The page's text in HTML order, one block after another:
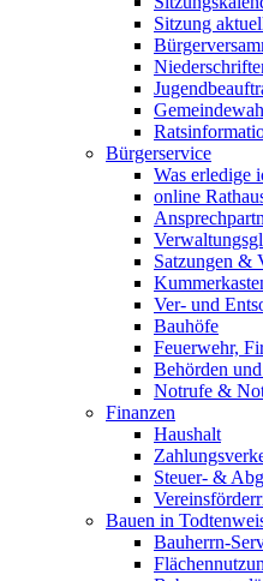
Sitzung
Bürgerservice
Was erledige
online
Satzungen &
Ver- und
Bauhöfe
Feuerwehr,
Behörden
Notrufe &
Finanzen
Haushalt
Steuer- &
Bauen in
Bauherrn-